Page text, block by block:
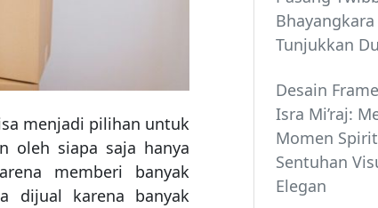
menjadi pilihan untuk
oleh siapa saja hanya
memberi banyak
dijual karena banyak
Tunjukkan
Desain
Isra Mi’raj:
Momen
Sentuhan
Elegan